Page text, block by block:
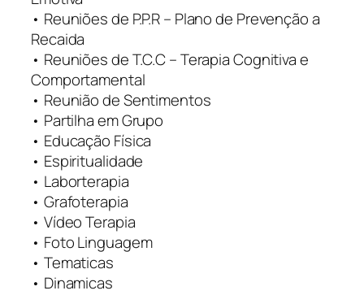
• Reuniões de P.P.R – Plano de Prevenção a
Recaida
• Reuniões de T.C.C – Terapia Cognitiva e
Comportamental
• Reunião de Sentimentos
• Partilha em Grupo
• Educação Física
• Espiritualidade
• Laborterapia
• Grafoterapia
• Vídeo Terapia
• Foto Linguagem
• Tematicas
• Dinamicas